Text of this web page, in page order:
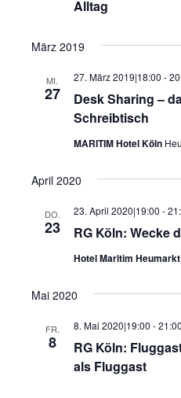
Alltag
März 2019
MI.
27
Desk Sharing –
Schreibtisch
27. März 2019|18:00 -
MARITIM Hotel Köln
April 2020
DO.
23 RG Köln: Wecke
23. April 2020|19:00 -
Hotel Maritim Heumarkt
Mai 2020
FR.
8
RG Köln:
als Fluggast
8. Mai 2020|19:00 -21:00